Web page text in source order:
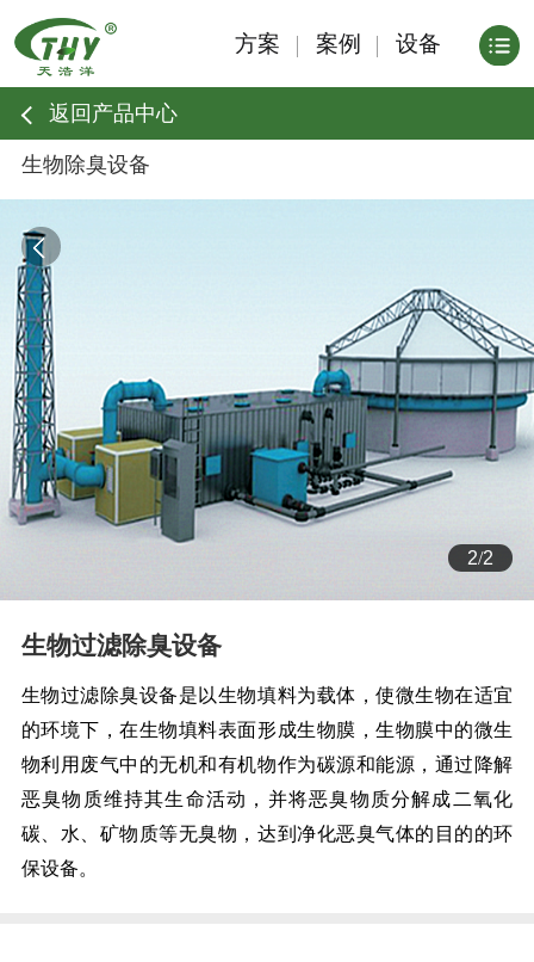
方案 案例 设备
返回产品中心
生物除臭设备
1/2
生物过滤除臭设备
生物过滤除臭设备是以生物填料为载体，使微生物在适宜
的环境下，在生物填料表面形成生物膜，生物膜中的微生
物利用废气中的无机和有机物作为碳源和能源，通过降解
恶臭物质维持其生命活动，并将恶臭物质分解成二氧化
碳、水、矿物质等无臭物，达到净化恶臭气体的目的的环
保设备。